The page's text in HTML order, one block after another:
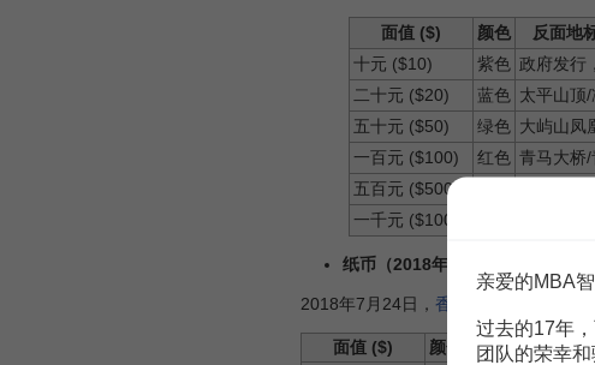
面值 ($) 颜色 反面地
十元 ($10)
紫色 政府发行
二十元 ($20)
蓝色 太平山顶
五十元 ($50)
绿色 大屿山凤
一百元 ($100)
红色 青马大桥
五百元 ($500)
一千元 ($1000)
香港会
纸币（2018年最新）
2018年7月24日， 香港金融管理局
面值 ($) 颜色 反面图案(香港
亲爱的MBA
过去的17年
团队的荣幸和